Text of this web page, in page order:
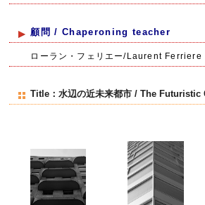
顧問 / Chaperoning teacher
ローラン・フェリエー/Laurent Ferriere
Title：水辺の近未来都市 / The